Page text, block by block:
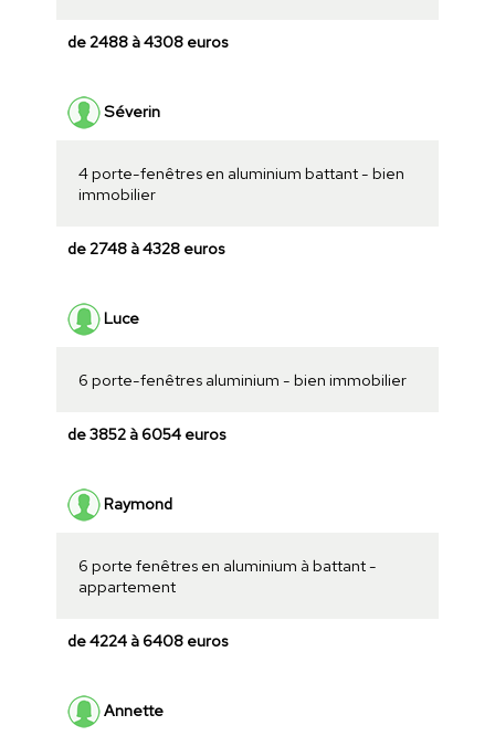
de 2488 à 4308 euros
Séverin
4 porte-fenêtres en aluminium battant - bien
immobilier
de 2748 à 4328 euros
Luce
6 porte-fenêtres aluminium - bien immobilier
de 3852 à 6054 euros
Raymond
6 porte fenêtres en aluminium à battant -
appartement
de 4224 à 6408 euros
Annette